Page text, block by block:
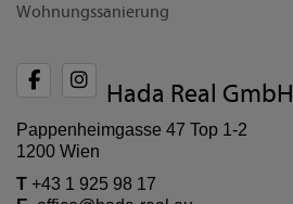
Wohnungssanierung
Hada Real GmbH
Pappenheimgasse 47 Top 1-2
1200 Wien
T +43 1 925 98 17